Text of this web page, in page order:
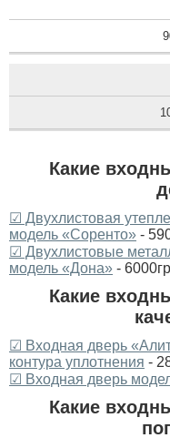
Какие
☑ Двухлистовая
модель «Соренто» -
☑ Двухлистовые
модель «Дона» -
Какие
☑ Входная дверь
контура уплотнения -
☑ Входная дверь
Какие